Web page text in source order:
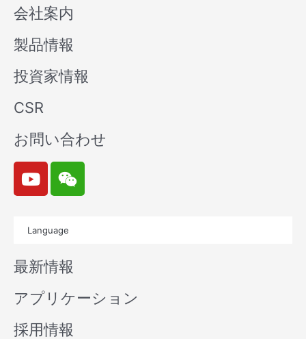
会社案内
製品情報
投資家情報
CSR
お問い合わせ
Y
o
u
b
e
W
e
i
n
Language
最新情報
アプリケーション
採用情報